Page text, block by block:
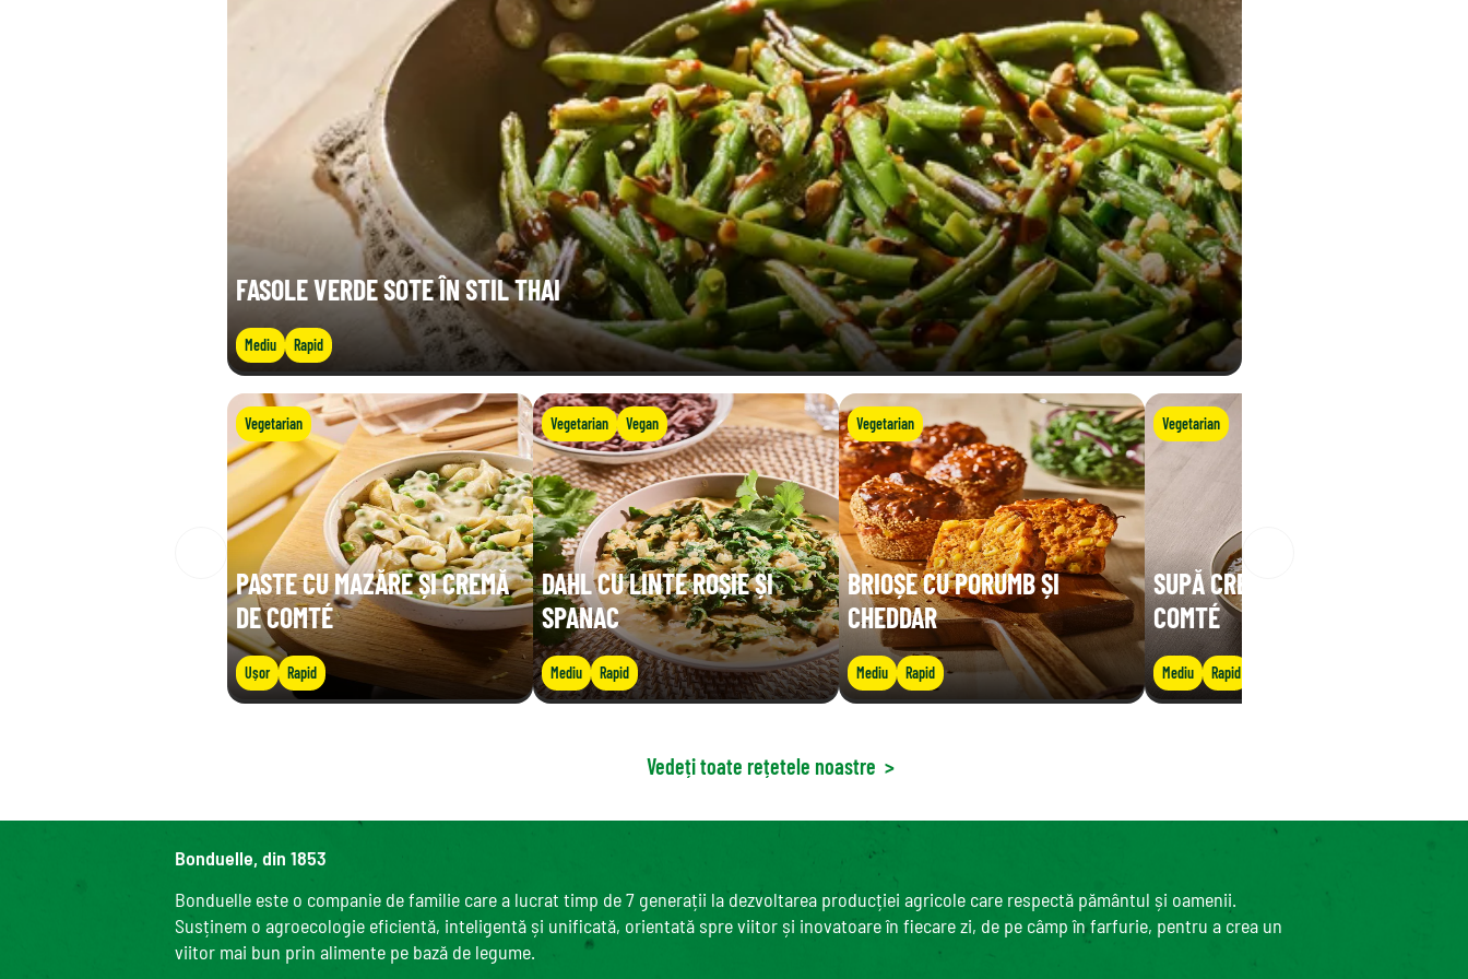
FASOLE VERDE SOTE ÎN STIL THAI
Mediu Rapid
Vegetarian
PASTE CU MAZĂRE ȘI CREMĂ
DE COMTÉ
Ușor Rapid
Vegetarian Vegan
DAHL CU LINTE ROȘIE ȘI
SPANAC
Mediu Rapid
Vegetarian
BRIOȘE CU PORUMB ȘI
CHEDDAR
Mediu Rapid
Vegetarian
SUPĂ CREMOASĂ DE LINTE CU
COMTÉ
Mediu Rapid
Vedeți toate rețetele noastre >
Bonduelle, din 1853
Bonduelle este o companie de familie care a lucrat timp de 7 generații la dezvoltarea producției agricole care respectă pământul și oamenii.
Susținem o agroecologie eficientă, inteligentă și unificată, orientată spre viitor și inovatoare în fiecare zi, de pe câmp în farfurie, pentru a crea un
viitor mai bun prin alimente pe bază de legume.